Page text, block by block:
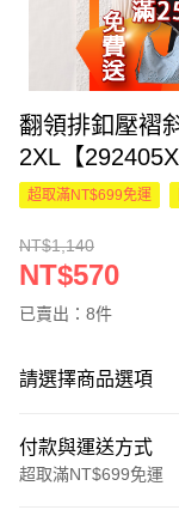
翻領排釦壓褶
2XL【
超取滿NT$699免運
NT$1,140
NT$570
已賣出：8件
請選擇商品選項
付款與運送方式
超取滿NT$699免運